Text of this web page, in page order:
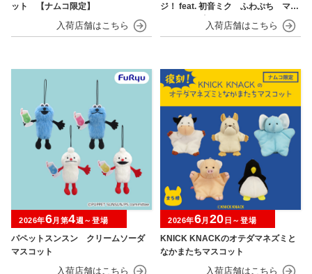
ット 【ナムコ限定】
ジ！ feat. 初音ミク ふわぷち マス
コット“25時、ナイトコードで。-ボ
クのあしあと キミのゆくさき”
パペットスンスン クリームソーダ
マスコット
2026年6月第4週～登場
KNICK KNACKのオテダマネズミと
なかまたちマスコット
2026年6月 20 日～登場